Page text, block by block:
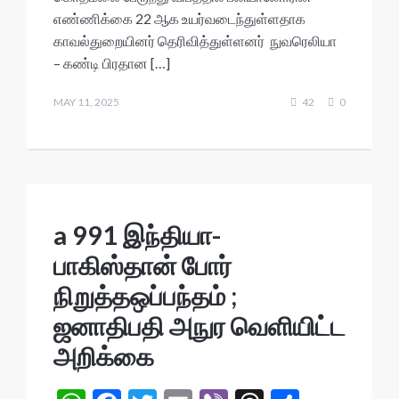
s
A
p
p
b
o
o
er l
ds e
எண்ணிக்கை 22 ஆக உயர்வடைந்துள்ளதாக
காவல்துறையினர் தெரிவித்துள்ளனர் நுவரெலியா
– கண்டி பிரதான […]
MAY 11, 2025 42 0
a 991 இந்தியா-
பாகிஸ்தான் போர்
நிறுத்தஒப்பந்தம் ;
ஜனாதிபதி அநுர வெளியிட்ட
அறிக்கை